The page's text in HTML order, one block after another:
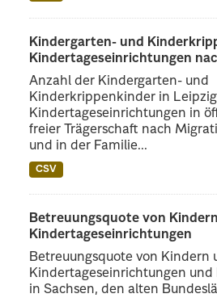
Kindergarten- und
Kindertageseinrichtungen
Anzahl der Kindergarten- und
Kinderkrippenkinder in
Kindertageseinrichtungen in
freier Trägerschaft nach
und in der Familie...
CSV
Betreuungsquote von
Kindertageseinrichtungen
Betreuungsquote von Kindern
Kindertageseinrichtungen und
in Sachsen, den alten